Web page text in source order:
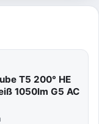
T5 200° HE
1050lm G5 AC